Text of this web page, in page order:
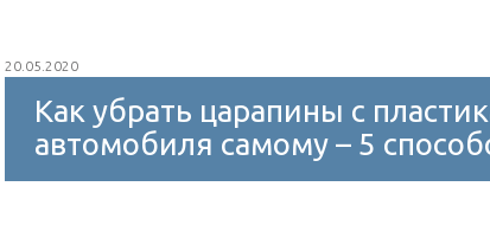
20.05.2020
Как убрать царапины с
автомобиля самому – 5